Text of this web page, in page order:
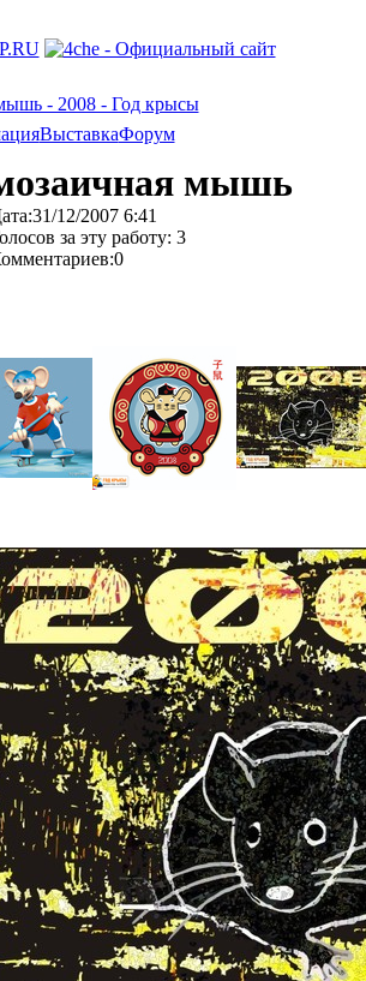
ВыставкаФорум
мышь
12/2007 6:41
за эту работу: 3